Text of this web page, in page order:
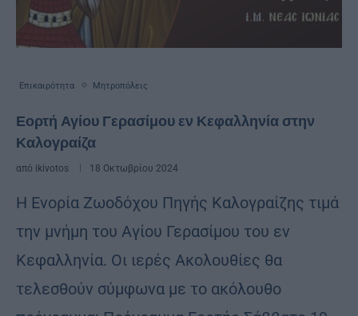
Επικαιρότητα Μητροπόλεις
Εορτή Αγίου Γερασίμου εν Κεφαλληνία στην
Καλογραίζα
από ikivotos 18 Οκτωβρίου 2024
Η Ενορία Ζωοδόχου Πηγής Καλογραίζης τιμά
την μνήμη του Αγίου Γερασίμου του εν
Κεφαλληνία. Οι ιερές Ακολουθίες θα
τελεσθούν σύμφωνα με το ακόλουθο